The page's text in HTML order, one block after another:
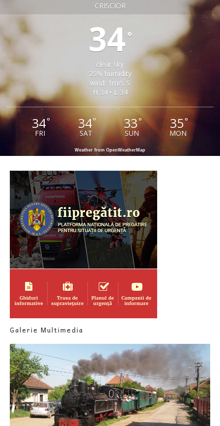
CRISCIOR
34°
clear sky
25% humidity
wind: 1m/s S
H 34 • L 34
34°
FRI
34°
SAT
33°
SUN
35°
MON
Weather from OpenWeatherMap
Galerie Multimedia